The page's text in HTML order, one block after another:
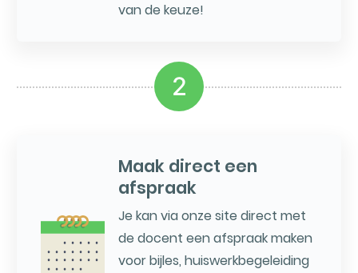
van de keuze!
2
Maak direct een
afspraak
Je kan via onze site direct met
de docent een afspraak maken
voor bijles, huiswerkbegeleiding